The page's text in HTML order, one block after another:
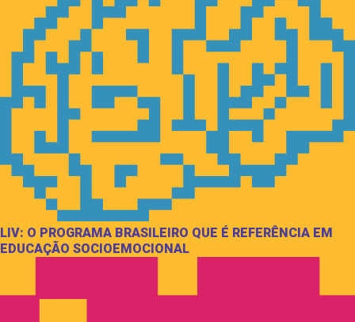
LIV: O PROGRAMA BRASILEIRO QUE É REFERÊNCIA EM
EDUCAÇÃO SOCIOEMOCIONAL